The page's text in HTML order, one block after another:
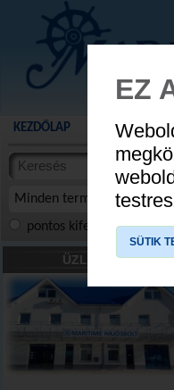
KEZDŐLAP AKCIÓS
Minden termék
pontos kifejezés
ÜZLETÜNK
EZ
SÜTIK